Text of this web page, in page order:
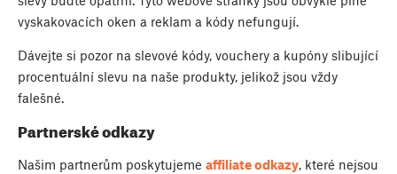
vyskakovacích oken a reklam a kódy nefungují.
Dávejte si pozor na slevové kódy, vouchery a kupóny slibující
procentuální slevu na naše produkty, jelikož jsou vždy
falešné.
Partnerské odkazy
Našim partnerům poskytujeme affiliate odkazy, které nejsou